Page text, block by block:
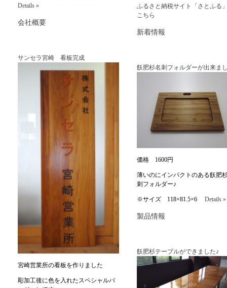
Details »
会社概要
ふるさと納税サイト「さとふる
こちら
新着情報
サンセラ宮崎 看板完成
宮崎営業所の看板を作りました
彫加工後に色を入れたスペシャルバ
飫肥杉名刺フォルダーが出来ま
価格 1600円
薄いのにインパクトのある飫肥
刺フォルダー♪
※サイズ 118×81.5×6 Details »
製品情報
飫肥杉テーブルができました♪